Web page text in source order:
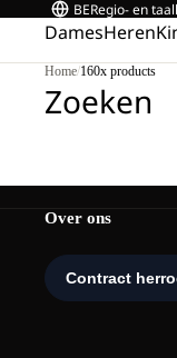
BERegio- en
DamesHeren
Home/160x products
Zoeken
Over ons